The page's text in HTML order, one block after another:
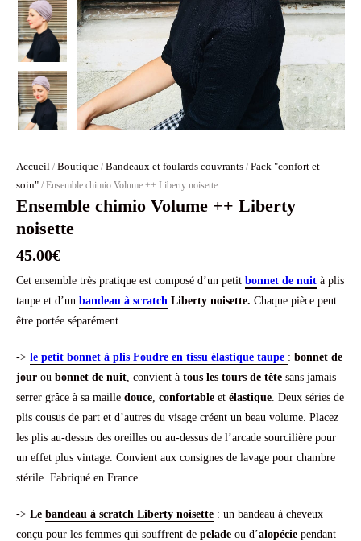
Accueil / Boutique / Bandeaux et foulards couvrants / Pack "confort et
soin" / Ensemble chimio Volume ++ Liberty noisette
Ensemble chimio Volume ++ Liberty
noisette
45.00€
Cet ensemble très pratique est composé d’un petit bonnet de nuit à plis
taupe et d’un bandeau à scratch Liberty noisette. Chaque pièce peut
être portée séparément.
-> le petit bonnet à plis Foudre en tissu élastique taupe : bonnet de
jour ou bonnet de nuit, convient à tous les tours de tête sans jamais
serrer grâce à sa maille douce, confortable et élastique. Deux séries de
plis cousus de part et d’autres du visage créent un beau volume. Placez
les plis au-dessus des oreilles ou au-dessus de l’arcade sourcilière pour
un effet plus vintage. Convient aux consignes de lavage pour chambre
stérile. Fabriqué en France.
-> Le bandeau à scratch Liberty noisette : un bandeau à cheveux
conçu pour les femmes qui souffrent de pelade ou d’alopécie pendant